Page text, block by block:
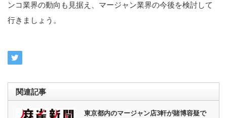
ンコ業界の動向も見据え、マージャン業界の今後を検討して
行きましょう。
関連記事
東京都内のマージャン店3軒が賭博容疑で